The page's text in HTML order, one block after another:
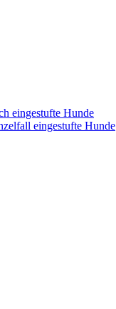
eingestufte Hunde
eingestufte Hunde